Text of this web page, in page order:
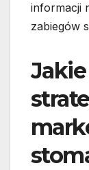
informacji
zabiegów